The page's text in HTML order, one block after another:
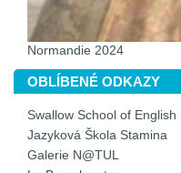
Normandie 2024
OBLÍBENÉ ODKAZY
Swallow School of English
Jazyková Škola Stamina
Galerie N@TUL